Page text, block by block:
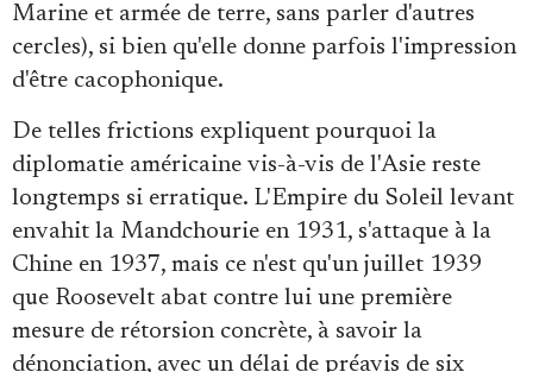
Marine et armée de terre, sans parler d'autres
cercles), si bien qu'elle donne parfois l'impression
d'être cacophonique.
De telles frictions expliquent pourquoi la
diplomatie américaine vis-à-vis de l'Asie reste
longtemps si erratique. L'Empire du Soleil levant
envahit la Mandchourie en 1931, s'attaque à la
Chine en 1937, mais ce n'est qu'un juillet 1939
que Roosevelt abat contre lui une première
mesure de rétorsion concrète, à savoir la
dénonciation, avec un délai de préavis de six